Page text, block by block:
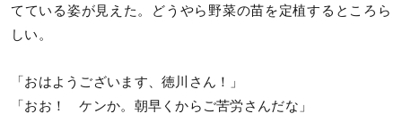
てている姿が見えた。どうやら野菜の苗を定植するところら
しい。
「おはようございます、徳川さん！」
「おお！ ケンか。朝早くからご苦労さんだな」